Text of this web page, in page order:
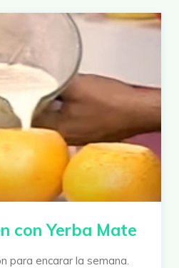
con Yerba Mate
para encarar la semana.